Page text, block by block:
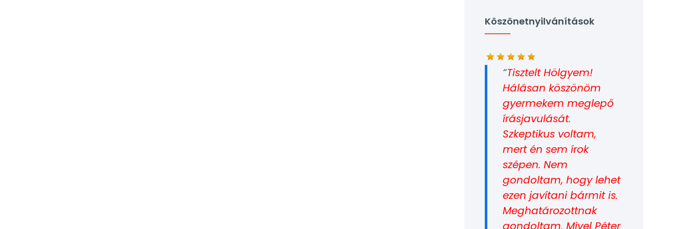
Köszönetnyilvánítások
Tisztelt Hölgyem!
Hálásan köszönöm
gyermekem meglepő
írásjavulását.
Szkeptikus voltam,
mert én sem írok
szépen. Nem
gondoltam, hogy lehet
ezen javítani bármit is.
Meghatározottnak
gondoltam. Mivel Péter